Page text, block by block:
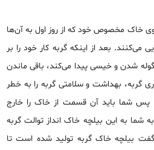
خاک مخصوص خود که از روز اول به آن‌ها
بعد از اینکه گربه کار خود را بر
شدن و خیسی پیدا می‌کند، باقی ماندن
بهداشت و سلامتی گربه را به خطر
پس شما باید آن قسمت از خاک را خارج
شما به این بیلچه خاک انداز توالت گربه
گفت بیلچه خاک گربه تولید شده است تا